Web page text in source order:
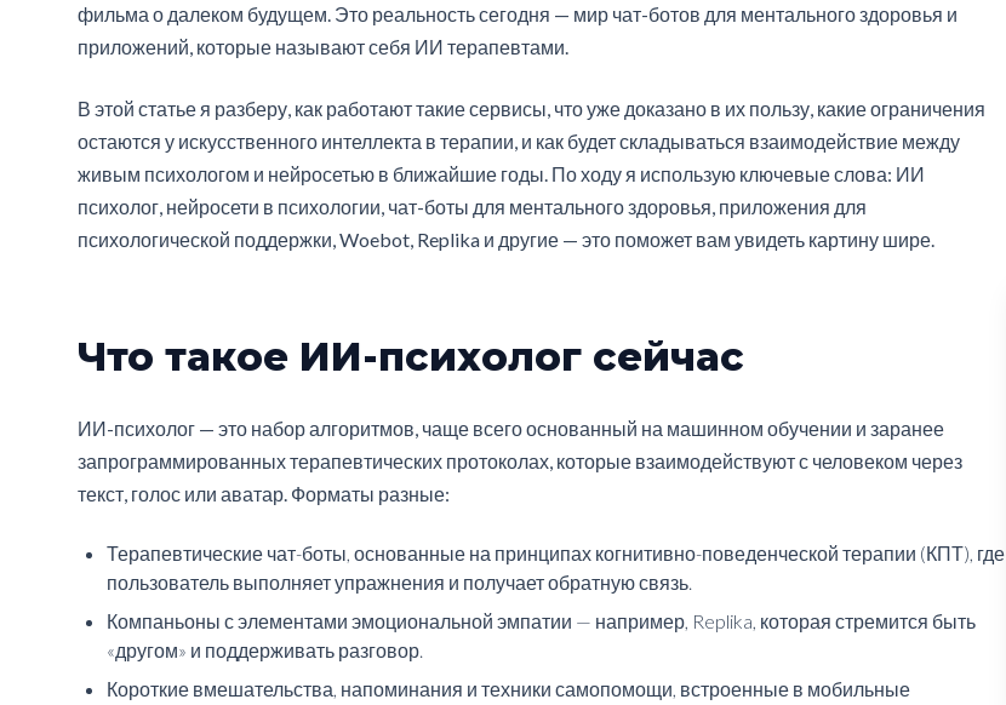
фильма о далеком будущем. Это реальность сегодня — мир чат-ботов для ментального здоровья и
приложений, которые называют себя ИИ терапевтами.
В этой статье я разберу, как работают такие сервисы, что уже доказано в их пользу, какие ограничения
остаются у искусственного интеллекта в терапии, и как будет складываться взаимодействие между
живым психологом и нейросетью в ближайшие годы. По ходу я использую ключевые слова: ИИ
психолог, нейросети в психологии, чат-боты для ментального здоровья, приложения для
психологической поддержки, Woebot, Replika и другие — это поможет вам увидеть картину шире.
Что такое ИИ-психолог сейчас
ИИ-психолог — это набор алгоритмов, чаще всего основанный на машинном обучении и заранее
запрограммированных терапевтических протоколах, которые взаимодействуют с человеком через
текст, голос или аватар. Форматы разные:
Терапевтические чат-боты, основанные на принципах когнитивно-поведенческой терапии (КПТ), где
пользователь выполняет упражнения и получает обратную связь.
Компаньоны с элементами эмоциональной эмпатии — например, Replika, которая стремится быть
«другом» и поддерживать разговор.
Короткие вмешательства, напоминания и техники самопомощи, встроенные в мобильные